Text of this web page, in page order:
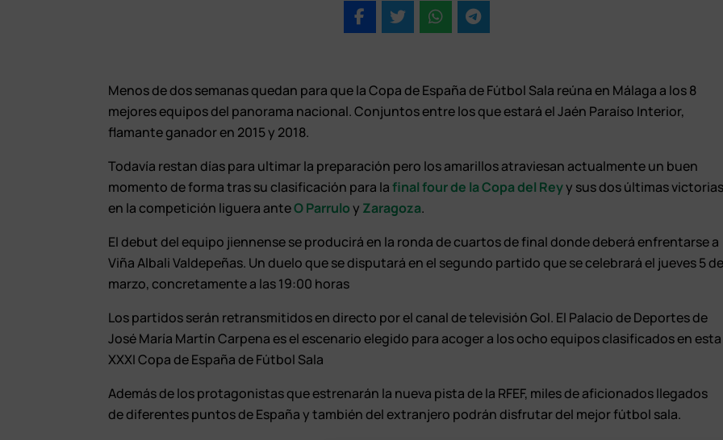
Menos de dos semanas quedan para que la Copa de España de Fútbol Sala reúna en Málaga a los 8
mejores equipos del panorama nacional. Conjuntos entre los que estará el Jaén Paraíso Interior,
flamante ganador en 2015 y 2018.
Todavía restan días para ultimar la preparación pero los amarillos atraviesan actualmente un buen
momento de forma tras su clasificación para lafinal four de la Copa del Reyy sus dos últimas
en la competición liguera anteO Parruloy Zaragoza.
El debut del equipo jiennense se producirá en la ronda de cuartos de final donde deberá enfrentarse a
Viña Albali Valdepeñas. Un duelo que se disputará en el segundo partido que se celebrará el jueves 5
marzo, concretamente a las 19:00 horas
Los partidos serán retransmitidos en directo por el canal de televisión Gol. El Palacio de Deportes de
José María Martín Carpena es el escenario elegido para acoger a los ocho equipos clasificados en esta
XXXI Copa de España de Fútbol Sala
Además de los protagonistas que estrenarán la nueva pista de la RFEF, miles de aficionados llegados
de diferentes puntos de España y también del extranjero podrán disfrutar del mejor fútbol sala.